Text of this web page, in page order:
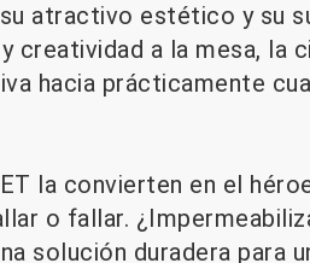
atractivo estético y su
a la mesa, la
hacia prácticamente
la convierten en el
o fallar.
solución duradera para